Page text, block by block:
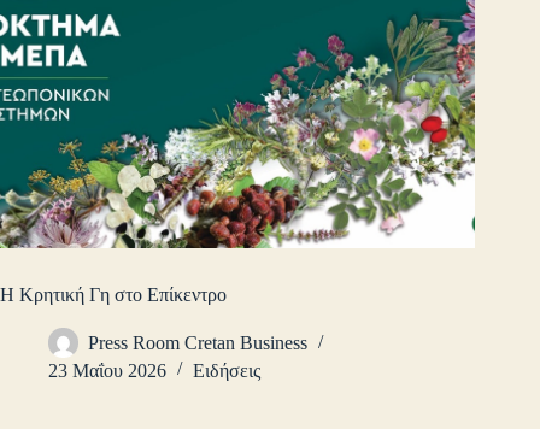
Η Κρητική Γη στο Επίκεντρο
Press Room Cretan Business
23 Μαΐου 2026
Ειδήσεις